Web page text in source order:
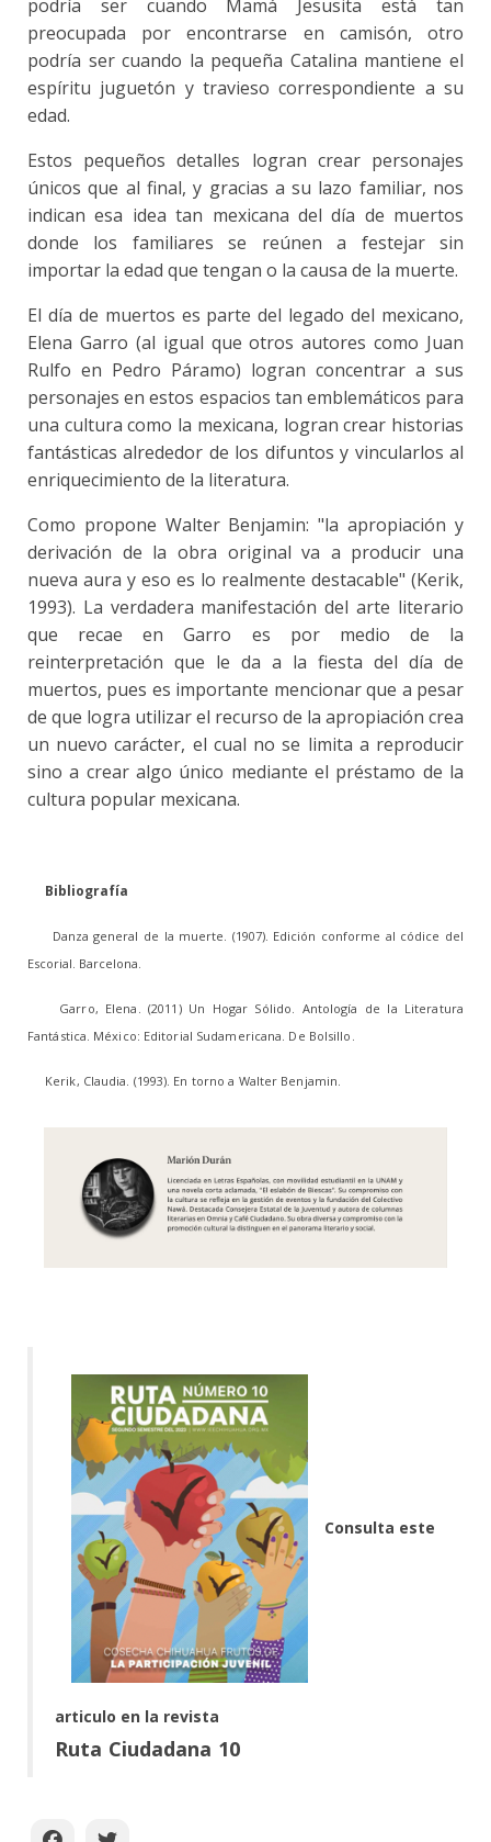
podría ser cuando Mamá Jesusita está tan
preocupada por encontrarse en camisón, otro
podría ser cuando la pequeña Catalina mantiene el
espíritu juguetón y travieso correspondiente a su
edad.
Estos pequeños detalles logran crear personajes
únicos que al final, y gracias a su lazo familiar, nos
indican esa idea tan mexicana del día de muertos
donde los familiares se reúnen a festejar sin
importar la edad que tengan o la causa de la muerte.
El día de muertos es parte del legado del mexicano,
Elena Garro (al igual que otros autores como Juan
Rulfo en Pedro Páramo) logran concentrar a sus
personajes en estos espacios tan emblemáticos para
una cultura como la mexicana, logran crear historias
fantásticas alrededor de los difuntos y vincularlos al
enriquecimiento de la literatura.
Como propone Walter Benjamin: "la apropiación y
derivación de la obra original va a producir una
nueva aura y eso es lo realmente destacable" (Kerik,
1993). La verdadera manifestación del arte literario
que recae en Garro es por medio de la
reinterpretación que le da a la fiesta del día de
muertos, pues es importante mencionar que a pesar
de que logra utilizar el recurso de la apropiación crea
un nuevo carácter, el cual no se limita a reproducir
sino a crear algo único mediante el préstamo de la
cultura popular mexicana.
Bibliografía
Danza general de la muerte. (1907). Edición conforme al códice del
Escorial. Barcelona.
Garro, Elena. (2011) Un Hogar Sólido. Antología de la Literatura
Fantástica. México: Editorial Sudamericana. De Bolsillo.
Kerik, Claudia. (1993). En torno a Walter Benjamin.
Consulta este
articulo en la revista
Ruta Ciudadana 10